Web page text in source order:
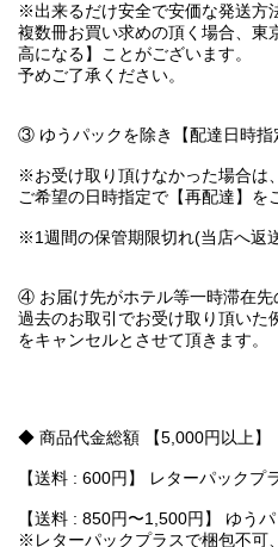
※出来るだけ安全で安価な発送方
複数冊お買い求めの頂く場合、東
高になる】ことがございます。
予めご了承ください。
③ ゆうパックを除き【配達日時指
※お受け取り頂けなかった場合は
ご希望の日時指定で【再配達】を
※1週間の保管期限切れ(当店へ返
④ お届け先がホテル等一時滞在先
過去のお取引でお受け取り頂いた
をキャンセルとさせて頂きます。
◆ 商品代金総額 【5,000円以上】
【送料 : 600円】 レターパックプ
【送料 : 850円〜1,500円】 ゆうパ
※レターパックプラスで梱包不可